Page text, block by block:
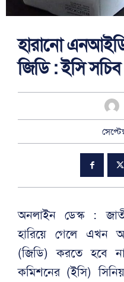
হারানো
জিডি : ইসি সচিব
অনলাইন ডেস্ক :
হারিয়ে গেলে এখন
(জিডি) করতে হবে না
কমিশনের (ইসি)